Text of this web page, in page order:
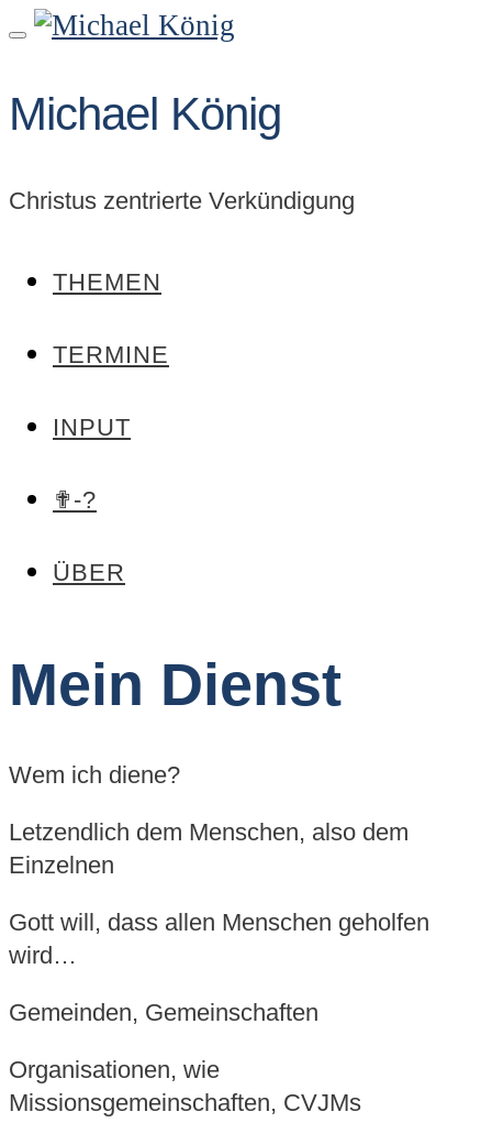
Skip
content
Michael König
Christus zentrierte Verkündigung
THEMEN
TERMINE
INPUT
✟-?
ÜBER
Mein Dienst
Wem ich diene?
Letzendlich dem Menschen, also dem
Einzelnen
Gott will, dass allen Menschen geholfen
wird…
Gemeinden, Gemeinschaften
Organisationen, wie
Missionsgemeinschaften, CVJMs